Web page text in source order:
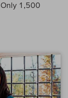
Only 1,500